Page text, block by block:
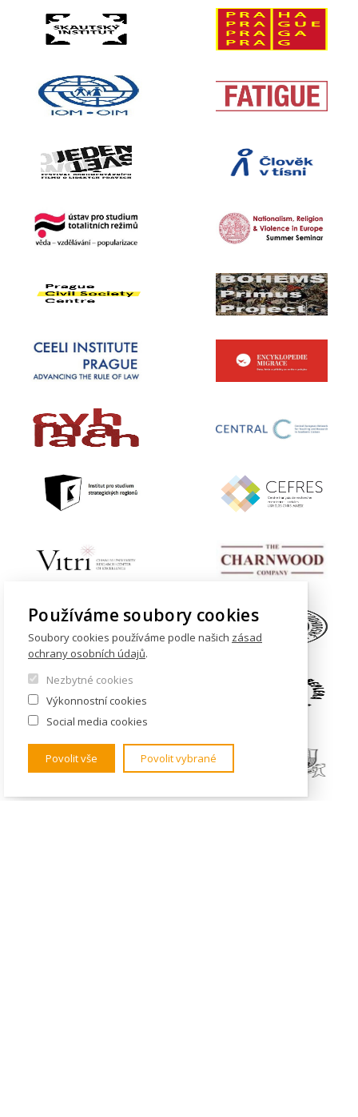
Používáme soubory cookies
Soubory cookies používáme podle našich zásad
ochrany osobních údajů.
Nezbytné cookies
Výkonnostní cookies
Social media cookies
Povolit vše Povolit vybrané